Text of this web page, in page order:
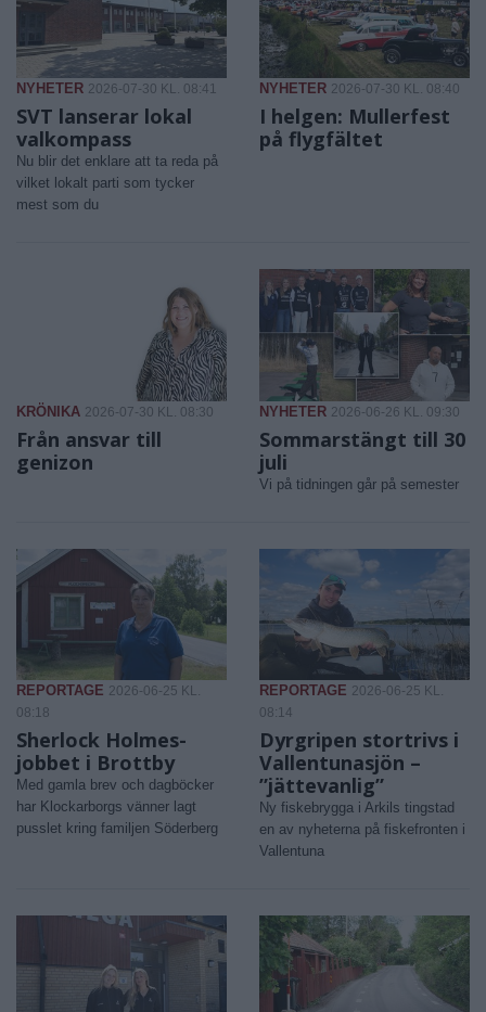
NYHETER 2026-07-30 KL. 08:41
SVT lanserar lokal
valkompass
Nu blir det enklare att ta reda på
vilket lokalt parti som tycker
mest som du
NYHETER 2026-07-30 KL. 08:40
I helgen: Mullerfest
på flygfältet
KRÖNIKA 2026-07-30 KL. 08:30
Från ansvar till
genizon
NYHETER 2026-06-26 KL. 09:30
Sommarstängt till 30
juli
Vi på tidningen går på semester
REPORTAGE 2026-06-25 KL.
08:18
Sherlock Holmes-
jobbet i Brottby
Med gamla brev och dagböcker
har Klockarborgs vänner lagt
pusslet kring familjen Söderberg
REPORTAGE 2026-06-25 KL.
08:14
Dyrgripen stortrivs i
Vallentunasjön –
”jättevanlig”
Ny fiskebrygga i Arkils tingstad
en av nyheterna på fiskefronten i
Vallentuna